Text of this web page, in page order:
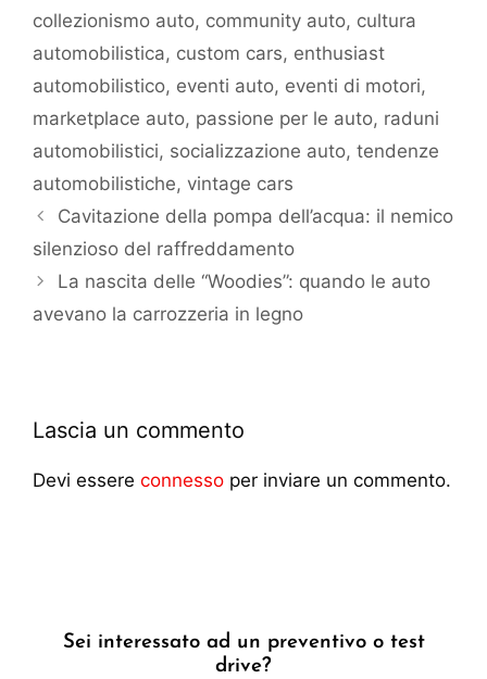
collezionismo auto, community auto, cultura
automobilistica, custom cars, enthusiast
automobilistico, eventi auto, eventi di motori,
marketplace auto, passione per le auto, raduni
automobilistici, socializzazione auto, tendenze
automobilistiche, vintage cars
Cavitazione della pompa dell’acqua: il nemico
silenzioso del raffreddamento
La nascita delle “Woodies”: quando le auto
avevano la carrozzeria in legno
Lascia un commento
Devi essere connesso per inviare un commento.
Sei interessato ad un preventivo o test
drive?